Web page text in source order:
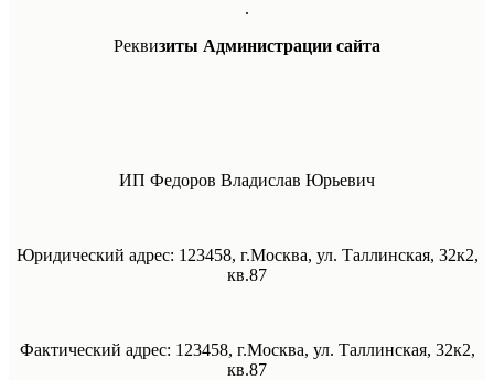
.
Реквизиты Администрации сайта
ИП Федоров Владислав Юрьевич
Юридический адрес: 123458, г.Москва, ул. Таллинская, 32к2,
кв.87
Фактический адрес: 123458, г.Москва, ул. Таллинская, 32к2,
кв.87